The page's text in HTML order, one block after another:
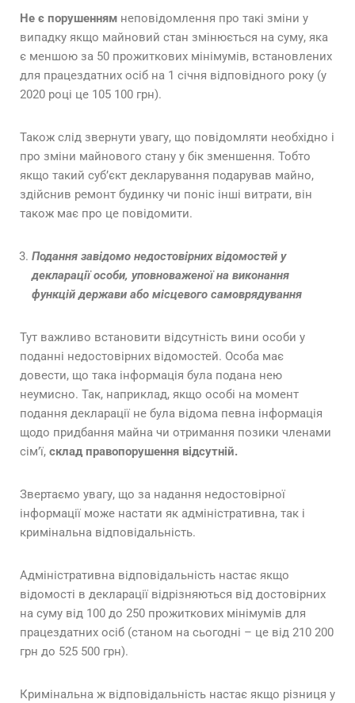
Не є порушенням неповідомлення про такі зміни у
випадку якщо майновий стан змінюється на суму, яка
є меншою за 50 прожиткових мінімумів, встановлених
для працездатних осіб на 1 січня відповідного року (у
2020 році це 105 100 грн).
Також слід звернути увагу, що повідомляти необхідно і
про зміни майнового стану у бік зменшення. Тобто
якщо такий суб’єкт декларування подарував майно,
здійснив ремонт будинку чи поніс інші витрати, він
також має про це повідомити.
Подання завідомо недостовірних відомостей у
декларації особи, уповноваженої на виконання
функцій держави або місцевого самоврядування
Тут важливо встановити відсутність вини особи у
поданні недостовірних відомостей. Особа має
довести, що така інформація була подана нею
неумисно. Так, наприклад, якщо особі на момент
подання декларації не була відома певна інформація
щодо придбання майна чи отримання позики членами
сім’ї, склад правопорушення відсутній.
Звертаємо увагу, що за надання недостовірної
інформації може настати як адміністративна, так і
кримінальна відповідальність.
Адміністративна відповідальність настає якщо
відомості в декларації відрізняються від достовірних
на суму від 100 до 250 прожиткових мінімумів для
працездатних осіб (станом на сьогодні – це від 210 200
грн до 525 500 грн).
Кримінальна ж відповідальність настає якщо різниця у